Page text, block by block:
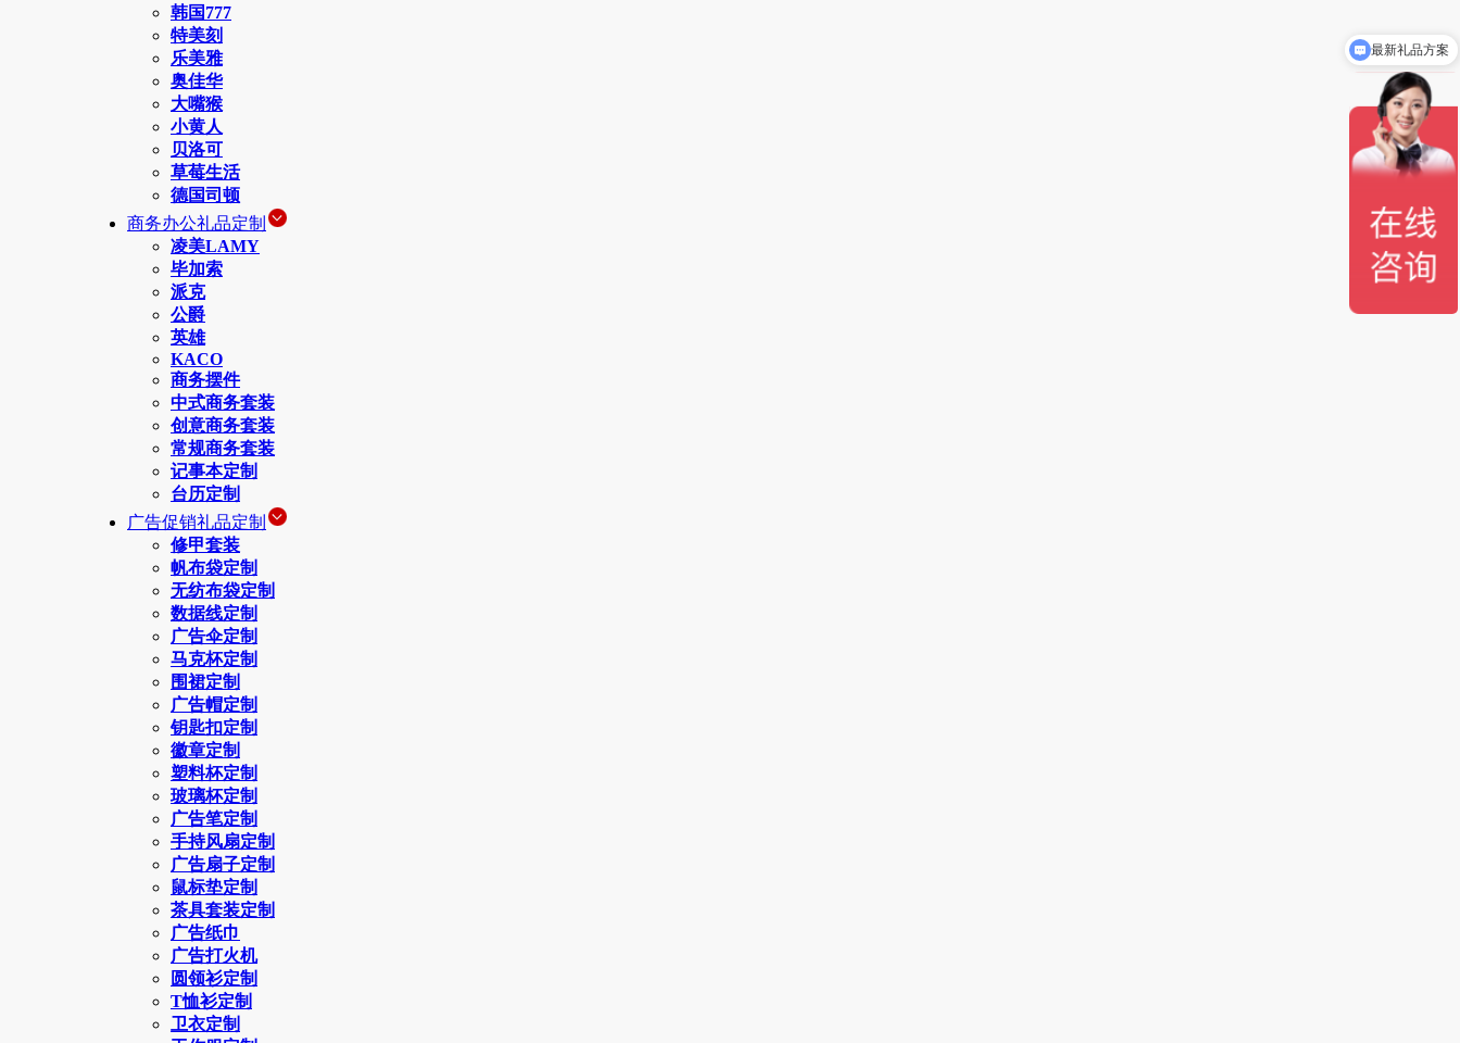
韩国777
特美刻
乐美雅
奥佳华
大嘴猴
小黄人
贝洛可
草莓生活
德国司顿
商务办公礼品定制
凌美LAMY
毕加索
派克
公爵
英雄
KACO
商务摆件
中式商务套装
创意商务套装
常规商务套装
记事本定制
台历定制
广告促销礼品定制
修甲套装
帆布袋定制
无纺布袋定制
数据线定制
广告伞定制
马克杯定制
围裙定制
广告帽定制
钥匙扣定制
徽章定制
塑料杯定制
玻璃杯定制
广告笔定制
手持风扇定制
广告扇子定制
鼠标垫定制
茶具套装定制
广告纸巾
广告打火机
圆领衫定制
T恤衫定制
卫衣定制
最新礼品方案